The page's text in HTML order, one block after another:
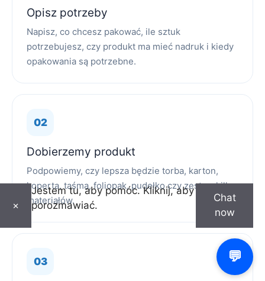
Opisz potrzeby
Napisz, co chcesz pakować, ile sztuk
potrzebujesz, czy produkt ma mieć nadruk i kiedy
opakowania są potrzebne.
Dobierzemy produkt
Podpowiemy, czy lepsza będzie torba, karton,
koperta, taśma, foliopak, pudełko czy zestaw kilku
materiałów.
×
Jestem tu, aby pomóc. Kliknij, aby
porozmawiać.
Chat
now